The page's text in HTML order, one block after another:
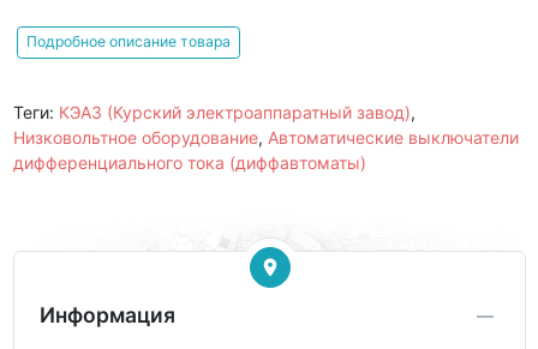
Подробное описание товара
Теги: КЭАЗ (Курский электроаппаратный завод),
Низковольтное оборудование, Автоматические выключатели
дифференциального тока (диффавтоматы)
Информация